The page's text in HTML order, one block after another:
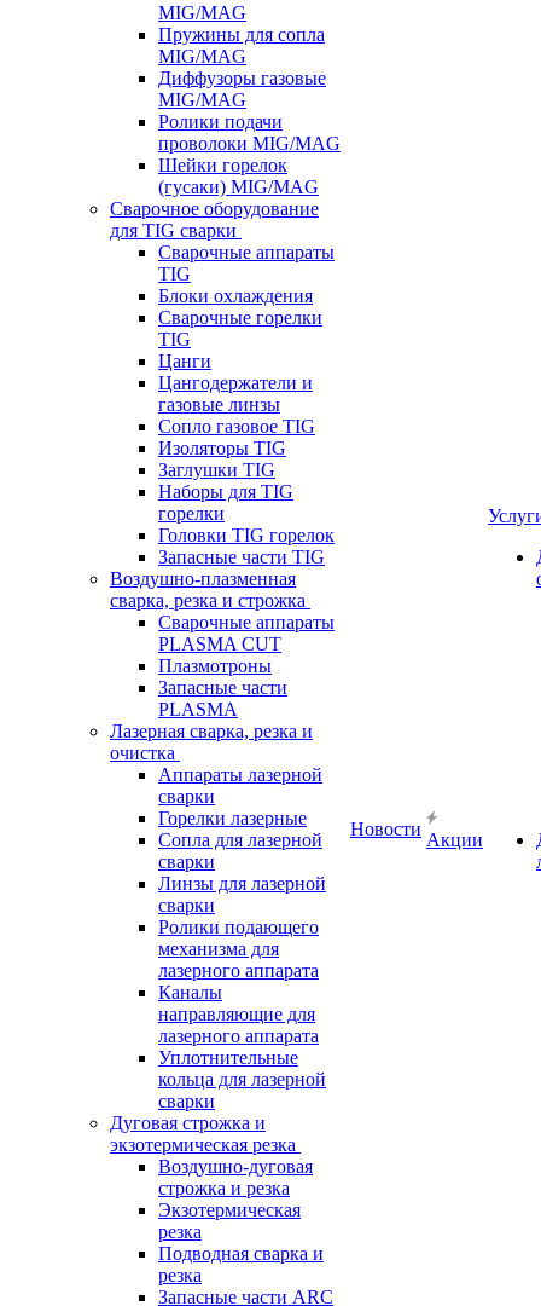
MIG/MAG
Пружины для сопла
MIG/MAG
Диффузоры газовые
MIG/MAG
Ролики подачи
проволоки MIG/MAG
Шейки горелок
(гусаки) MIG/MAG
Сварочное оборудование
для TIG сварки
Сварочные аппараты
TIG
Блоки охлаждения
Сварочные горелки
TIG
Цанги
Цангодержатели и
газовые линзы
Сопло газовое TIG
Изоляторы TIG
Заглушки TIG
Наборы для TIG
горелки
Головки TIG горелок
Запасные части TIG
Воздушно-плазменная
сварка, резка и строжка
Сварочные аппараты
PLASMA CUT
Плазмотроны
Запасные части
PLASMA
Лазерная сварка, резка и
очистка
Аппараты лазерной
сварки
Горелки лазерные
Сопла для лазерной
сварки
Линзы для лазерной
сварки
Ролики подающего
механизма для
лазерного аппарата
Каналы
направляющие для
лазерного аппарата
Уплотнительные
кольца для лазерной
сварки
Дуговая строжка и
экзотермическая резка
Воздушно-дуговая
строжка и резка
Экзотермическая
резка
Подводная сварка и
резка
Запасные части ARC
Новости
Акции